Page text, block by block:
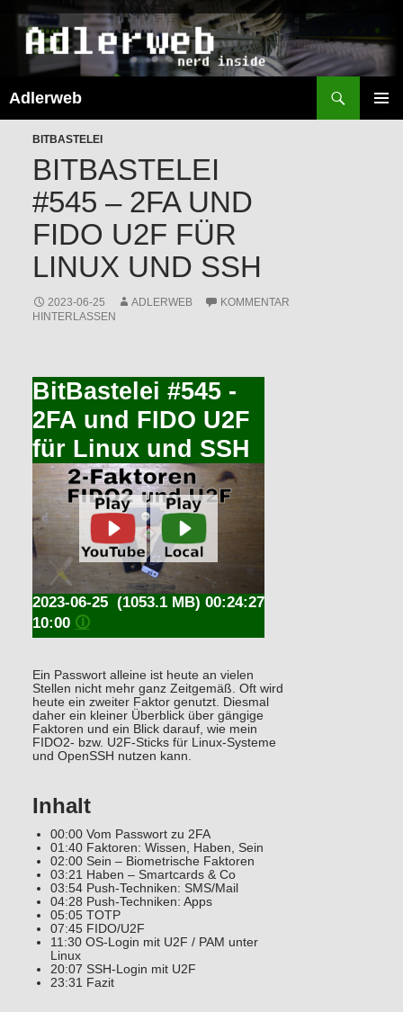
Adlerweb
SPRINGEN
BITBASTELEI
BITBASTELEI
#545 – 2FA UND
FIDO U2F FÜR
LINUX UND SSH
2023-06-25 ADLERWEB
KOMMENTAR
HINTERLASSEN
BitBastelei #545 -
2FA und FIDO U2F
für Linux und SSH
(1053.1 MB) 00:24:27
2023-06-25
10:00 🛈
Ein Passwort alleine ist heute an vielen
Stellen nicht mehr ganz Zeitgemäß. Oft wird
heute ein zweiter Faktor genutzt. Diesmal
daher ein kleiner Überblick über gängige
Faktoren und ein Blick darauf, wie mein
FIDO2- bzw. U2F-Sticks für Linux-Systeme
und OpenSSH nutzen kann.
Inhalt
00:00 Vom Passwort zu 2FA
01:40 Faktoren: Wissen, Haben, Sein
02:00 Sein – Biometrische Faktoren
03:21 Haben – Smartcards & Co
03:54 Push-Techniken: SMS/Mail
04:28 Push-Techniken: Apps
05:05 TOTP
07:45 FIDO/U2F
11:30 OS-Login mit U2F / PAM unter
Linux
20:07 SSH-Login mit U2F
23:31 Fazit